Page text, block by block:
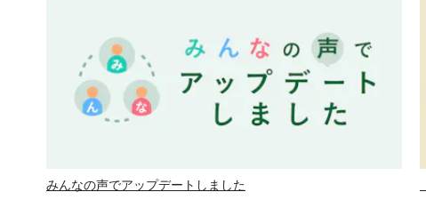
みんなの声でアップデートしました